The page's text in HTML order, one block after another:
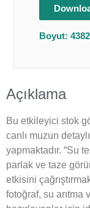
Boyut:
Açıklama
Bu etkileyici stok
canlı muzun
yapmaktadır. “Su
parlak ve taze
etkisini
fotoğraf, su arıtma